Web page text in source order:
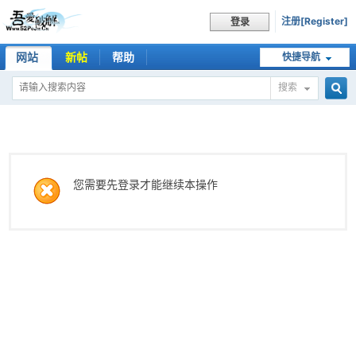
登录 注册[Register]
快捷导航
网站 新帖 帮助
搜索
您需要先登录才能继续本操作